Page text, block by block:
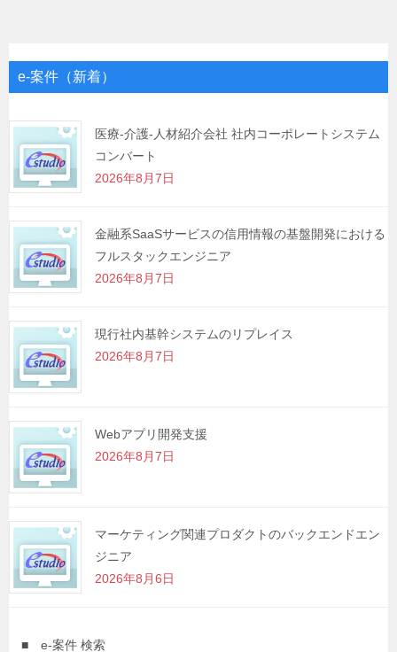
ゲ
シ
ョ
ン
e-案件（新着）
医療-介護-人材紹介会社 社内コーポレートシステム
コンバート
2026年8月7日
金融系SaaSサービスの信用情報の基盤開発における
フルスタックエンジニア
2026年8月7日
現行社内基幹システムのリプレイス
2026年8月7日
Webアプリ開発支援
2026年8月7日
マーケティング関連プロダクトのバックエンドエン
ジニア
2026年8月6日
■ e-案件 検索